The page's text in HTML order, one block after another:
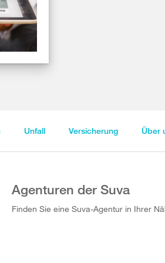
Unfall Versicherung Über
Agenturen der Suva
Finden Sie eine Suva-Agentur in Ihrer